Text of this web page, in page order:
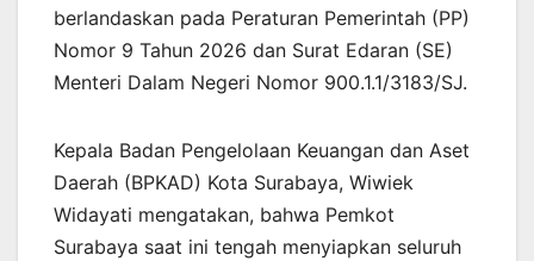
berlandaskan pada Peraturan Pemerintah (PP)
Nomor 9 Tahun 2026 dan Surat Edaran (SE)
Menteri Dalam Negeri Nomor 900.1.1/3183/SJ.
Kepala Badan Pengelolaan Keuangan dan Aset
Daerah (BPKAD) Kota Surabaya, Wiwiek
Widayati mengatakan, bahwa Pemkot
Surabaya saat ini tengah menyiapkan seluruh